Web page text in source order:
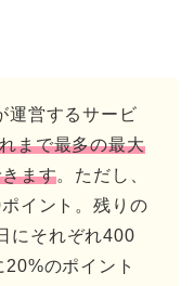
運営するサービ
まで最多の最大
ます。ただし、
イント。残りの
にそれぞれ400
のポイント